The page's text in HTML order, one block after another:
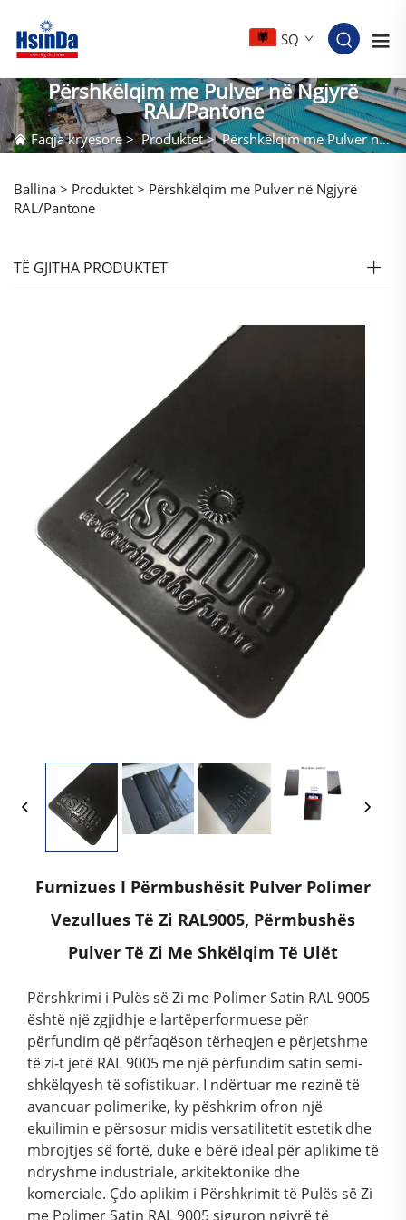
SQ
Përshkëlqim me Pulver në Ngjyrë
RAL/Pantone
Faqja kryesore>Produktet>Përshkëlqim me Pulver në Ngjyrë RAL/Pantone
Ballina > Produktet > Përshkëlqim me Pulver në Ngjyrë
RAL/Pantone
TË GJITHA PRODUKTET
Furnizues I Përmbushësit Pulver Polimer
Vezullues Të Zi RAL9005, Përmbushës
Pulver Të Zi Me Shkëlqim Të Ulët
Përshkrimi i Pulës së Zi me Polimer Satin RAL 9005
është një zgjidhje e lartëperformuese për
përfundim që përfaqëson tërheqjen e përjetshme
të zi-t jetë RAL 9005 me një përfundim satin semi-
shkëlqyesh të sofistikuar. I ndërtuar me rezinë të
avancuar polimerike, ky pëshkrim ofron një
ekuilimin e përsosur midis versatilitetit estetik dhe
mbrojtjes së fortë, duke e bërë ideal për aplikime të
ndryshme industriale, arkitektonike dhe
komerciale. Çdo aplikim i Përshkrimit të Pulës së Zi
me Polimer Satin RAL 9005 siguron ngjyrë të